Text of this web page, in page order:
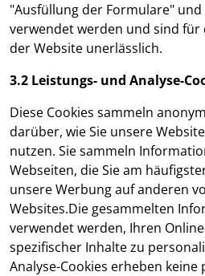
"Ausfüllung der Formulare"
verwendet werden und sind
der Website unerlässlich.
3.2 Leistungs- und Analyse-
Diese Cookies sammeln
darüber, wie Sie unsere
nutzen. Sie sammeln
Webseiten, die Sie am
unsere Werbung auf anderen
Websites.Die gesammelten
verwendet werden, Ihren
spezifischer Inhalte zu
Analyse-Cookies erheben